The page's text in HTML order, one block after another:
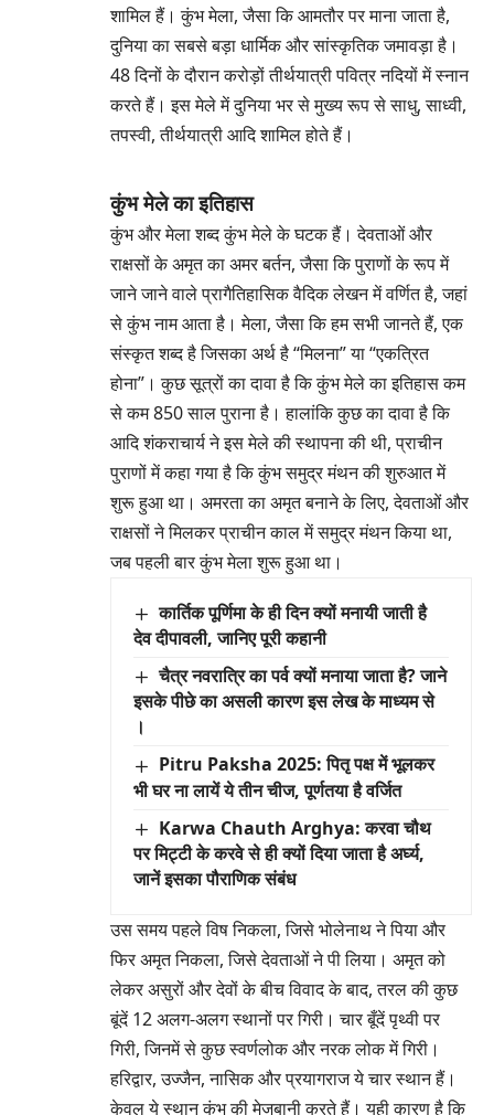
शामिल हैं। कुंभ मेला, जैसा कि आमतौर पर माना जाता है,
दुनिया का सबसे बड़ा धार्मिक और सांस्कृतिक जमावड़ा है।
48 दिनों के दौरान करोड़ों तीर्थयात्री पवित्र नदियों में स्नान
करते हैं। इस मेले में दुनिया भर से मुख्य रूप से साधु, साध्वी,
तपस्वी, तीर्थयात्री आदि शामिल होते हैं।
कुंभ मेले का इतिहास
कुंभ और मेला शब्द कुंभ मेले के घटक हैं। देवताओं और
राक्षसों के अमृत का अमर बर्तन, जैसा कि पुराणों के रूप में
जाने जाने वाले प्रागैतिहासिक वैदिक लेखन में वर्णित है, जहां
से कुंभ नाम आता है। मेला, जैसा कि हम सभी जानते हैं, एक
संस्कृत शब्द है जिसका अर्थ है “मिलना” या “एकत्रित
होना”। कुछ सूत्रों का दावा है कि कुंभ मेले का इतिहास कम
से कम 850 साल पुराना है। हालांकि कुछ का दावा है कि
आदि शंकराचार्य ने इस मेले की स्थापना की थी, प्राचीन
पुराणों में कहा गया है कि कुंभ समुद्र मंथन की शुरुआत में
शुरू हुआ था। अमरता का अमृत बनाने के लिए, देवताओं और
राक्षसों ने मिलकर प्राचीन काल में समुद्र मंथन किया था,
जब पहली बार कुंभ मेला शुरू हुआ था।
कार्तिक पूर्णिमा के ही दिन क्यों मनायी जाती है
देव दीपावली, जानिए पूरी कहानी
चैत्र नवरात्रि का पर्व क्यों मनाया जाता है? जाने
इसके पीछे का असली कारण इस लेख के माध्यम से
।
Pitru Paksha 2025: पितृ पक्ष में भूलकर
भी घर ना लायें ये तीन चीज, पूर्णतया है वर्जित
Karwa Chauth Arghya: करवा चौथ
पर मिट्टी के करवे से ही क्यों दिया जाता है अर्घ्य,
जानें इसका पौराणिक संबंध
उस समय पहले विष निकला, जिसे भोलेनाथ ने पिया और
फिर अमृत निकला, जिसे देवताओं ने पी लिया। अमृत को
लेकर असुरों और देवों के बीच विवाद के बाद, तरल की कुछ
बूंदें 12 अलग-अलग स्थानों पर गिरी। चार बूँदें पृथ्वी पर
गिरी, जिनमें से कुछ स्वर्णलोक और नरक लोक में गिरी।
हरिद्वार, उज्जैन, नासिक और प्रयागराज ये चार स्थान हैं।
केवल ये स्थान कुंभ की मेजबानी करते हैं। यही कारण है कि